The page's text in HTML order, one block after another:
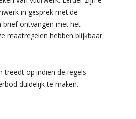
in gesprek met de
brief ontvangen met het
maatregelen hebben blijkbaar
treedt op indien de regels
duidelijk te maken.